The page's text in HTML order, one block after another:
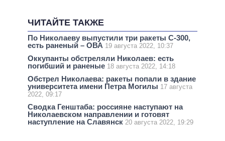
ЧИТАЙТЕ ТАКЖЕ
По Николаеву выпустили три ракеты С-300,
есть раненый – ОВА 19 августа 2022, 10:37
Оккупанты обстреляли Николаев: есть
погибший и раненые 18 августа 2022, 14:18
Обстрел Николаева: ракеты попали в здание
университета имени Петра Могилы 17 августа
2022, 09:17
Сводка Генштаба: россияне наступают на
Николаевском направлении и готовят
наступление на Славянск 20 августа 2022, 19:29